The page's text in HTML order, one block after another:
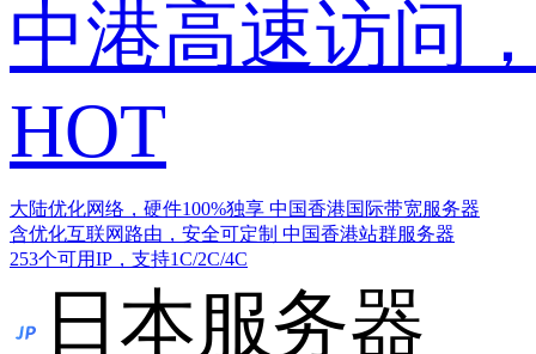
中港高速访问
HOT
大陆优化网络，硬件100%独享 中国香港国际带宽服务器
含优化互联网路由，安全可定制 中国香港站群服务器
253个可用IP，支持1C/2C/4C
日本服务器